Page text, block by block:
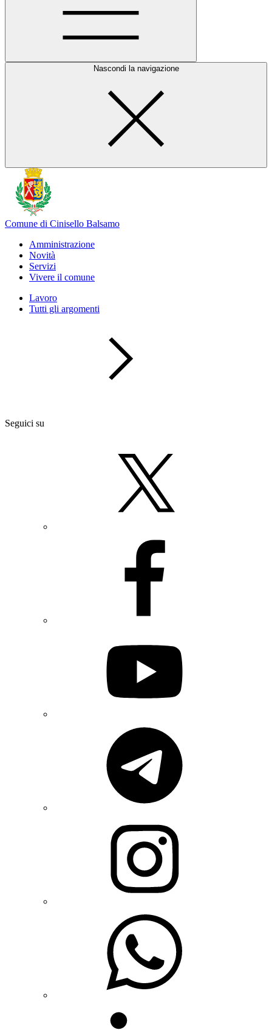
Nascondi la navigazione
Comune di Cinisello Balsamo
Amministrazione
Novità
Servizi
Vivere il comune
Lavoro
Tutti gli argomenti
Seguici su